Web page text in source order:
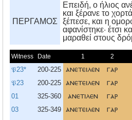
ΠΕΡΓΑΜΟΣ
Eπειδή, ο ήλιος
και ξέρανε το
ξέπεσε, και η
αφανίστηκε· έτσι
μαραθεί στους
Witness Date 1 2
𝔓23* 200-225 ανετειλεν γαρ
𝔓23 200-225 ανετειλεν γαρ
01 325-360 ανετιλεν γαρ
03 325-349 ανετειλεν γαρ